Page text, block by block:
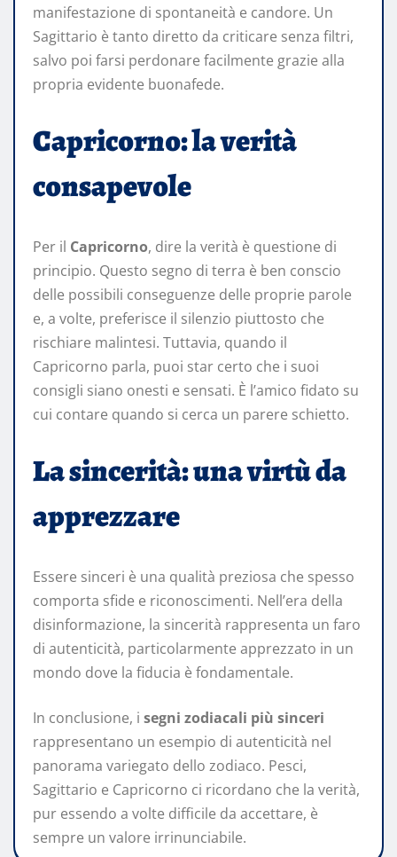
manifestazione di spontaneità e candore. Un
Sagittario è tanto diretto da criticare senza filtri,
salvo poi farsi perdonare facilmente grazie alla
propria evidente buonafede.
Capricorno: la verità
consapevole
Per il Capricorno, dire la verità è questione di
principio. Questo segno di terra è ben conscio
delle possibili conseguenze delle proprie parole
e, a volte, preferisce il silenzio piuttosto che
rischiare malintesi. Tuttavia, quando il
Capricorno parla, puoi star certo che i suoi
consigli siano onesti e sensati. È l’amico fidato su
cui contare quando si cerca un parere schietto.
La sincerità: una virtù da
apprezzare
Essere sinceri è una qualità preziosa che spesso
comporta sfide e riconoscimenti. Nell’era della
disinformazione, la sincerità rappresenta un faro
di autenticità, particolarmente apprezzato in un
mondo dove la fiducia è fondamentale.
In conclusione, i segni zodiacali più sinceri
rappresentano un esempio di autenticità nel
panorama variegato dello zodiaco. Pesci,
Sagittario e Capricorno ci ricordano che la verità,
pur essendo a volte difficile da accettare, è
sempre un valore irrinunciabile.